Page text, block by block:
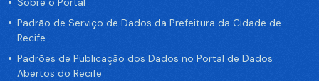
Padrão de Serviço de Dados da Prefeitura da Cidade de
Recife
Padrões de Publicação dos Dados no Portal de Dados
Abertos do Recife